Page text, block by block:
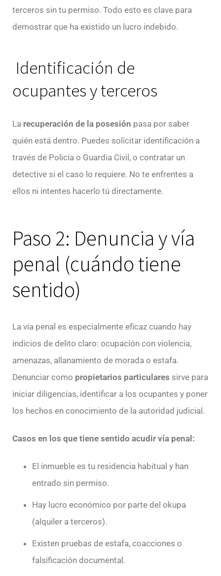
terceros sin tu permiso. Todo esto es clave para
demostrar que ha existido un lucro indebido.
Identificación de
ocupantes y terceros
La recuperación de la posesión pasa por saber
quién está dentro. Puedes solicitar identificación a
través de Policía o Guardia Civil, o contratar un
detective si el caso lo requiere. No te enfrentes a
ellos ni intentes hacerlo tú directamente.
Paso 2: Denuncia y vía
penal (cuándo tiene
sentido)
La vía penal es especialmente eficaz cuando hay
indicios de delito claro: ocupación con violencia,
amenazas, allanamiento de morada o estafa.
Denunciar como propietarios particulares sirve para
iniciar diligencias, identificar a los ocupantes y poner
los hechos en conocimiento de la autoridad judicial.
Casos en los que tiene sentido acudir vía penal:
El inmueble es tu residencia habitual y han
entrado sin permiso.
Hay lucro económico por parte del okupa
(alquiler a terceros).
Existen pruebas de estafa, coacciones o
falsificación documental.